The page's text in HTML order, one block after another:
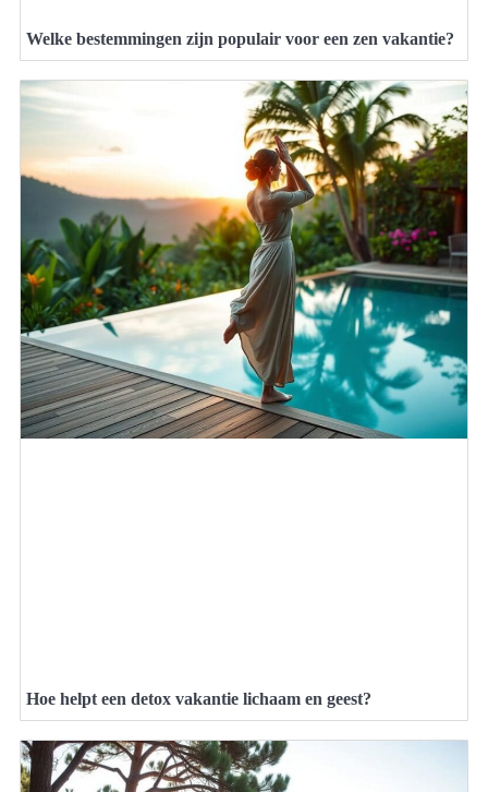
Welke bestemmingen zijn populair voor een zen vakantie?
Hoe helpt een detox vakantie lichaam en geest?